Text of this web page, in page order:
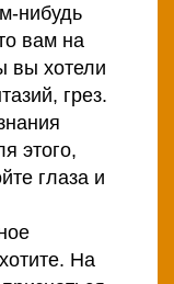
нибудь
вам на
вы хотели
грез.
этого,
глаза и
На